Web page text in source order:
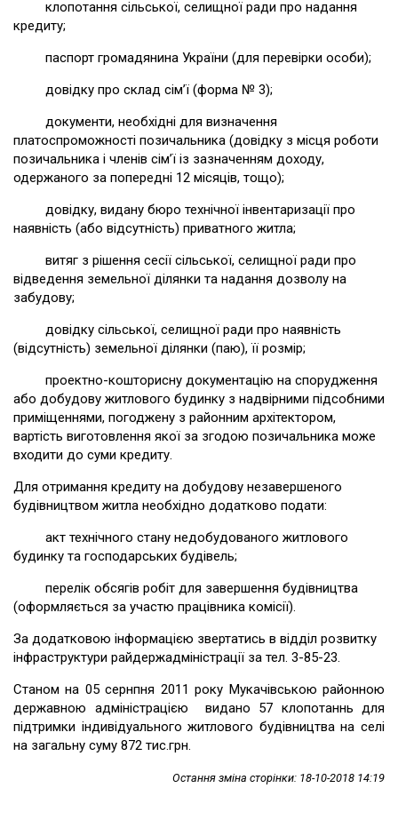
клопотання сільської, селищної ради про надання
кредиту;
паспорт громадянина України (для перевірки особи);
довідку про склад сім’ї (форма № 3);
документи, необхідні для визначення
платоспроможності позичальника (довідку з місця роботи
позичальника і членів сім’ї із зазначенням доходу,
одержаного за попередні 12 місяців, тощо);
довідку, видану бюро технічної інвентаризації про
наявність (або відсутність) приватного житла;
витяг з рішення сесії сільської, селищної ради про
відведення земельної ділянки та надання дозволу на
забудову;
довідку сільської, селищної ради про наявність
(відсутність) земельної ділянки (паю), її розмір;
проектно-кошторисну документацію на спорудження
або добудову житлового будинку з надвірними підсобними
приміщеннями, погоджену з районним архітектором,
вартість виготовлення якої за згодою позичальника може
входити до суми кредиту.
Для отримання кредиту на добудову незавершеного
будівництвом житла необхідно додатково подати:
акт технічного стану недобудованого житлового
будинку та господарських будівель;
перелік обсягів робіт для завершення будівництва
(оформляється за участю працівника комісії).
За додатковою інформацією звертатись в відділ розвитку
інфраструктури райдержадміністрації за тел. 3-85-23.
Станом на 05 сернпня 2011 року Мукачівською районною
державною адміністрацією видано 57 клопотаннь для
підтримки індивідуального житлового будівництва на селі
на загальну суму 872 тис.грн.
Остання зміна сторінки: 18-10-2018 14:19